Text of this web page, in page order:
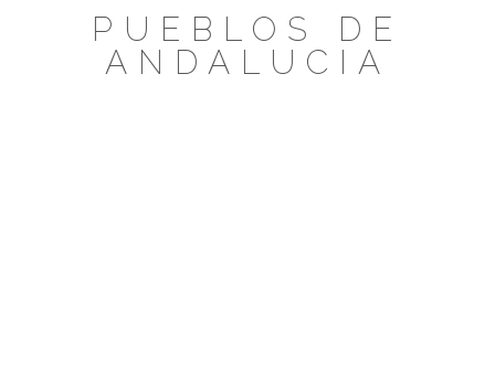
PUEBLOS DE
ANDALUCIA